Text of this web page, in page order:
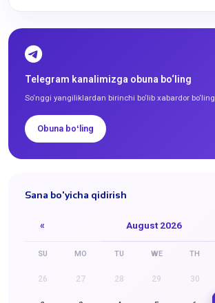
Telegram kanalimizga obuna bo‘ling
So‘nggi yangiliklardan birinchi bo‘lib xabardor bo‘ling
Obuna boʻling
Sana bo'yicha qidirish
« August 2026
SU MO TU WE TH
26 27 28 29 30